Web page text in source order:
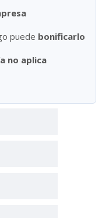
puede bonificarlo
no aplica